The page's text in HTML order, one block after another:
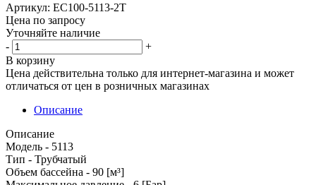
Артикул: EC100-5113-2T
Цена по запросу
Уточняйте наличие
-
+
В корзину
Цена действительна только для интернет-магазина и может
отличаться от цен в розничных магазинах
Описание
Описание
Модель - 5113
Тип - Трубчатый
Объем бассейна - 90 [м³]